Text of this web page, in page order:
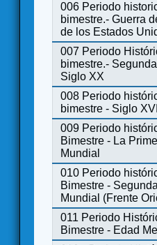
006 Periodo
bimestre.- Guerra
de los Estados
007 Periodo
bimestre.-
Siglo XX
008 Periodo
bimestre - Siglo XVII
009 Periodo
Bimestre - La
Mundial
010 Periodo
Bimestre -
Mundial (Frente
011 Periodo
Bimestre - Edad